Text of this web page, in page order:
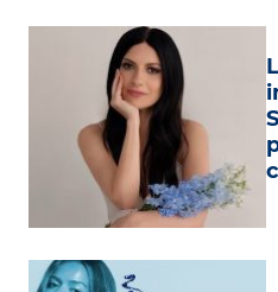
Speciali
Oroscopo
Radio Subasio
Sanremo 2026
News
Musica